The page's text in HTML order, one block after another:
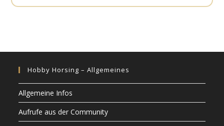
Hobby Horsing – Allgemeines
Allgemeine Infos
Aufrufe aus der Community